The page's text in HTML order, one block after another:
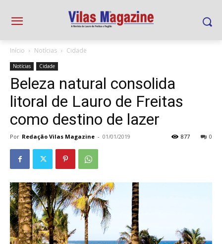
Início Notícias Cidade
Notícias Cidade
Beleza natural consolida
litoral de Lauro de Freitas
como destino de lazer
Por Redação Vilas Magazine - 01/01/2019 0
877